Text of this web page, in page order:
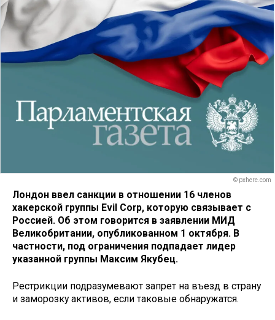
© pxhere.com
Лондон ввел санкции в отношении 16 членов
хакерской группы Evil Corp, которую связывает с
Россией. Об этом говорится в заявлении МИД
Великобритании, опубликованном 1 октября. В
частности, под ограничения подпадает лидер
указанной группы Максим Якубец.
Рестрикции подразумевают запрет на въезд в страну
и заморозку активов, если таковые обнаружатся.